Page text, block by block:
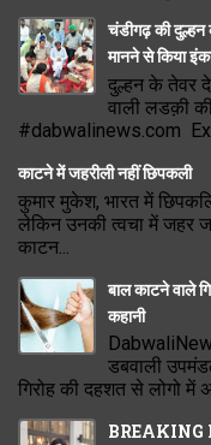
चंडीगढ़ की दुल्हन
मानने से किया
दुल्हन के तेवर
वाली लडक़ी
#dabwalinews.com
काटने में जहरीली नहीं छिपकली
कुमार मुकेश, भारत में
लेकिन उनकी त्वचा में जहर
काटन...
बाल काटने वाले
कहानी
डबवाली
गिरोह की दहशत से लोगो में
BREAKING